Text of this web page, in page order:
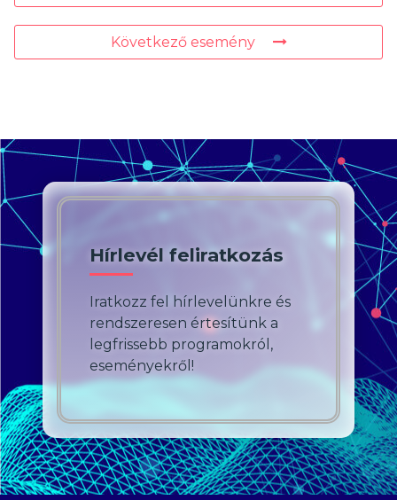
Következő esemény
Hírlevél feliratkozás
Iratkozz fel hírlevelünkre és
rendszeresen értesítünk a
legfrissebb programokról,
eseményekről!